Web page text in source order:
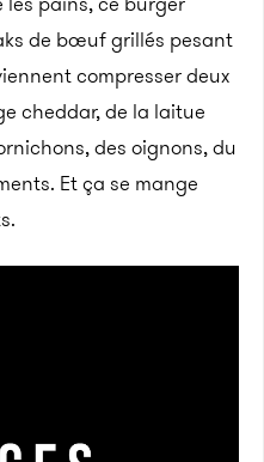
de bœuf grillés pesant
compresser deux
cheddar, de la laitue
des oignons, du
Et ça se mange